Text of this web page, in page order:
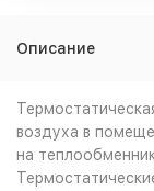
Описание
воздуха в
на